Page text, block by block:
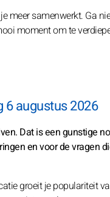
samenwerkt. Ga
moment om te
augustus 2026
Dat is een gunstige
en voor de vragen
groeit je populariteit